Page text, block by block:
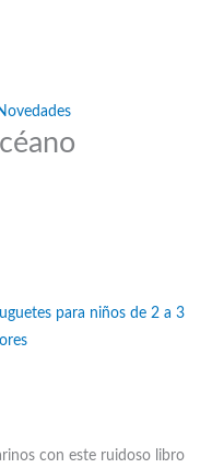
para niños de 2 a 3
con este ruidoso libro